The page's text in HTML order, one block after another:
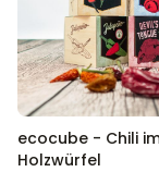
ecocube - Chili
Holzwürfel